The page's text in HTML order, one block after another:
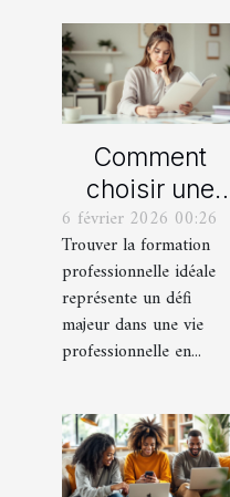
Comment
choisir une
formation
professionnelle
adaptée à vos
besoins ?
6 février 2026 00:26
Trouver la formation
professionnelle idéale
représente un défi
majeur dans une vie
professionnelle en...